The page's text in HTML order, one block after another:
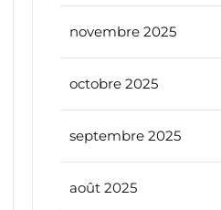
novembre 2025
octobre 2025
septembre 2025
août 2025